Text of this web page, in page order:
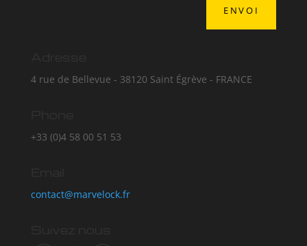
ENVOI
4 rue de Bellevue - 38120 Saint Égrève - FRANCE
+33 (0)4 58 00 51 53
contact@marvelock.fr